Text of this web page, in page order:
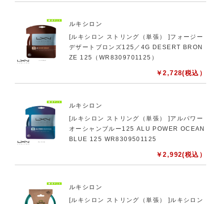
ルキシロン
[ルキシロン ストリング（単張） ]フォージー
デザートブロンズ125／4G DESERT BRON
ZE 125（WR8309701125）
￥2,728(税込）
ルキシロン
[ルキシロン ストリング（単張） ]アルパワー
オーシャンブルー125 ALU POWER OCEAN
BLUE 125 WR8309501125
￥2,992(税込）
ルキシロン
[ルキシロン ストリング（単張） ]ルキシロン